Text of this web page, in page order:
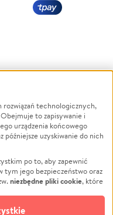
Powódź
Wichura
NGO
Edukacja
Podróż
Impreza
rozwiązań technologicznych,
to zapisywanie i
urządzenia końcowego
uzyskiwanie do nich
po to, aby zapewnić
tym jego bezpieczeństwo oraz
niezbędne pliki cookie, które